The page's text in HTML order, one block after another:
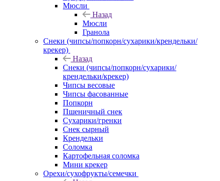
Мюсли
Назад
Мюсли
Гранола
Снеки (чипсы/попкорн/сухарики/крендельки/
крекер)
Назад
Снеки (чипсы/попкорн/сухарики/
крендельки/крекер)
Чипсы весовые
Чипсы фасованные
Попкорн
Пшеничный снек
Сухарики/гренки
Снек сырный
Крендельки
Соломка
Картофельная соломка
Мини крекер
Орехи/сухофрукты/семечки